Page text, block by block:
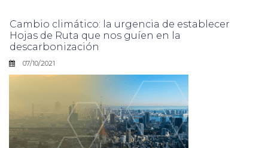
Cambio climático: la urgencia de establecer
Hojas de Ruta que nos guíen en la
descarbonización
07/10/2021